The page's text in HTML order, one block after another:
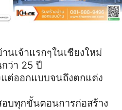
นเจ้าแรกๆในเชียงใหม่
ว่า 25 ปี
แต่ออกแบบจนถึงตกแต่ง
บทุกขั้นตอนการก่อสร้าง